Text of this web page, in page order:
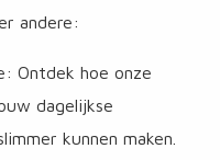
andere:
Ontdek hoe onze
dagelijkse
kunnen maken.